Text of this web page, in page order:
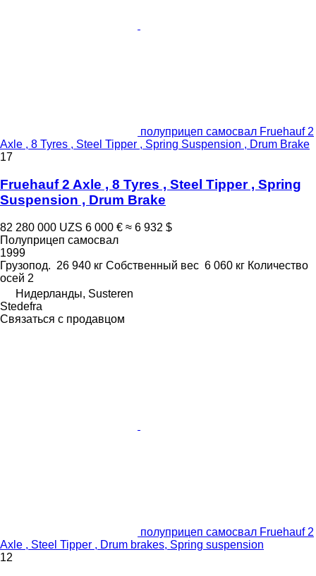
полуприцеп самосвал Fruehauf 2
Axle , 8 Tyres , Steel Tipper , Spring Suspension , Drum Brake
17
Fruehauf 2 Axle , 8 Tyres , Steel Tipper , Spring
Suspension , Drum Brake
82 280 000 UZS 6 000 € ≈ 6 932 $
Полуприцеп самосвал
1999
Грузопод. 26 940 кг Собственный вес 6 060 кг Количество
осей 2
Нидерланды, Susteren
Stedefra
Связаться с продавцом
полуприцеп самосвал Fruehauf 2
Axle , Steel Tipper , Drum brakes, Spring suspension
12